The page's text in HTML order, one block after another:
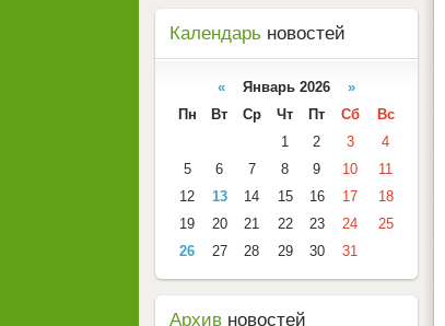
Календарь новостей
« Январь 2026 »
Пн
Вт Ср Чт Пт Сб
Вс
1
2 3
4
5
6 7 8 9 10
11
12
13 14 15 16 17
18
19
20 21 22 23 24
25
26
27 28 29 30 31
Архив новостей